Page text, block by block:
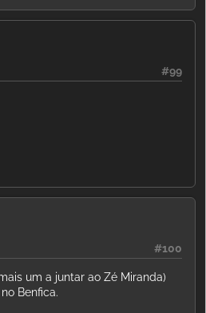
#99
#100
um a juntar ao Zé Miranda)
Benfica.